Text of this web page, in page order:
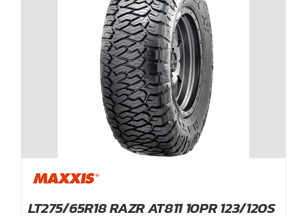
LT275/65R18 RAZR AT811 10PR 123/120S